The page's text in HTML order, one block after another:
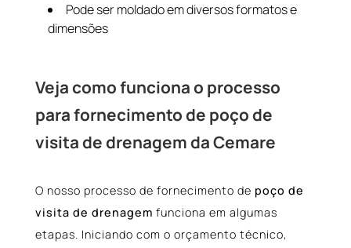
Pode ser moldado em diversos formatos e
dimensões
Veja como funciona o processo
para fornecimento de poço de
visita de drenagem da Cemare
O nosso processo de fornecimento de poço de
visita de drenagem funciona em algumas
etapas. Iniciando com o orçamento técnico,